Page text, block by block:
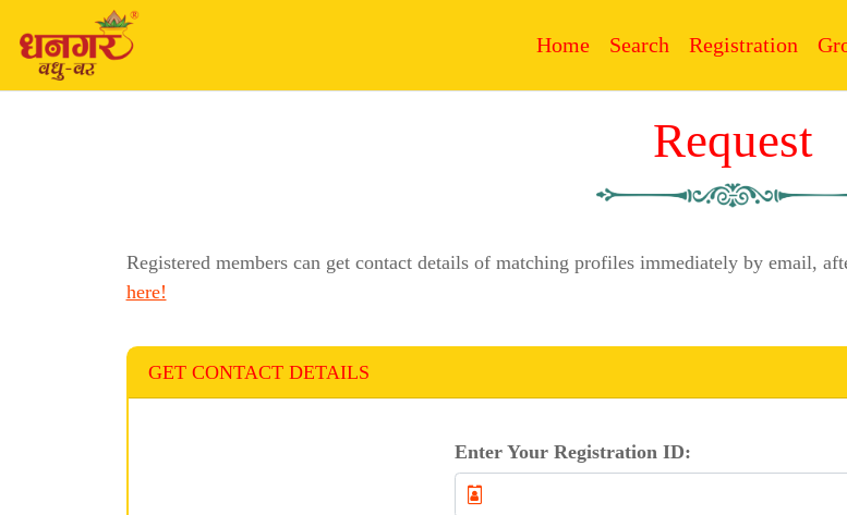
Home Search Registration
Request
Registered members can get contact details of matching profiles immediately by email,
here!
GET CONTACT DETAILS
Enter Your Registration ID: